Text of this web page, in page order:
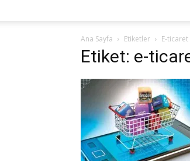
Ana Sayfa Etiketler E-
Etiket: e-